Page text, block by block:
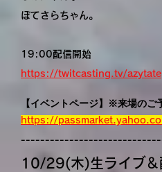
ぽてさらちゃん。
19:00配信開始
https://twitcasting.tv/azytate
【イベントページ】※来場の
https://
10/29(木)生ライブ＆